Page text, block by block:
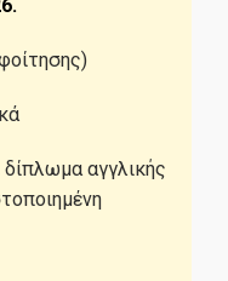
δίπλωμα αγγλικής